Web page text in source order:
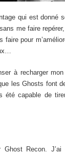
qui est donné
me faire
pour
à recharger
les Ghosts font
été capable de
Recon.